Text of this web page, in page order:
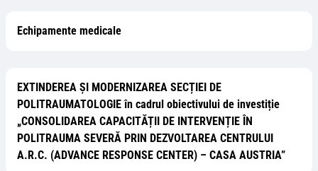
Echipamente medicale
EXTINDEREA ȘI MODERNIZAREA SECȚIEI DE
POLITRAUMATOLOGIE în cadrul obiectivului de investiție
„CONSOLIDAREA CAPACITĂȚII DE INTERVENȚIE ÎN
POLITRAUMA SEVERĂ PRIN DEZVOLTAREA CENTRULUI
A.R.C. (ADVANCE RESPONSE CENTER) – CASA AUSTRIA”